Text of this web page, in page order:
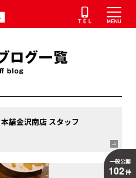
舗金沢南店 スタッフ
一般公開
102件